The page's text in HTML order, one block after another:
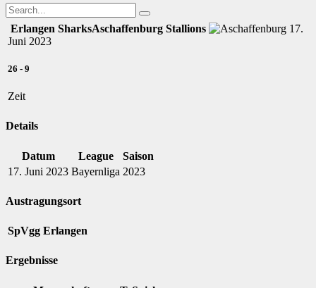
Erlangen SharksAschaffenburg Stallions
17.
Juni 2023
26 - 9
Zeit
Details
Datum League
Saison
17. Juni 2023 Bayernliga 2023
Austragungsort
SpVgg Erlangen
Ergebnisse